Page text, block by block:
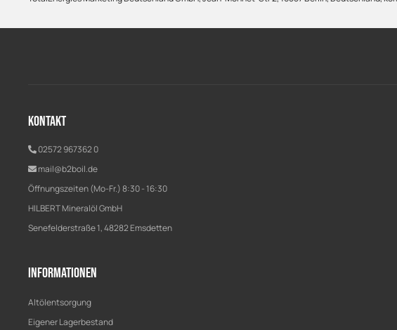
Kontakt
02572 967362 0
mail@b2boil.de
Öffnungszeiten (Mo-Fr.) 8:30 - 16:30
HILBERT Mineralöl GmbH
Senefelderstraße 1, 48282 Emsdetten
Informationen
Altölentsorgung
Eigener Lagerbestand